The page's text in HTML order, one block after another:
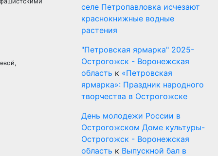
селе Петропавловка исчезают
краснокнижные водные
растения
"Петровская ярмарка" 2025-
Острогожск - Воронежская
область к «Петровская
ярмарка»: Праздник народного
творчества в Острогожске
День молодежи России в
Острогожском Доме культуры-
Острогожск - Воронежская
область к Выпускной бал в